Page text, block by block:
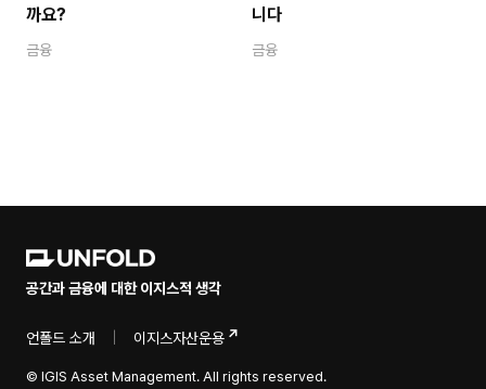
까요?
금융
니다
금융
공간과 금융에 대한 이지스적 생각
언폴드 소개 이지스자산운용
© IGIS Asset Management. All rights reserved.